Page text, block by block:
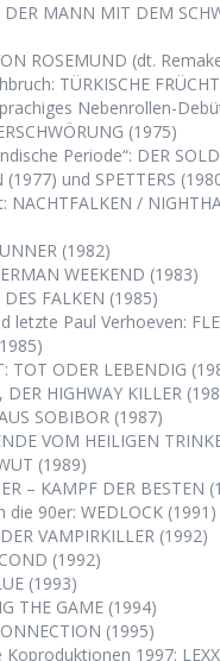
DER MANN MIT DEM
ROSEMUND (dt.
TÜRKISCHE
Nebenrollen-
(1975)
Periode“: DER
(1977) und SPETTERS
NACHTFALKEN /
(1982)
WEEKEND (1983)
DES FALKEN (1985)
letzte Paul Verhoeven:
TOT ODER LEBENDIG
DER HIGHWAY KILLER
SOBIBOR (1987)
VOM HEILIGEN
(1989)
– KAMPF DER BESTEN
die 90er: WEDLOCK (1991)
VAMPIRKILLER (1992)
(1992)
(1993)
THE GAME (1994)
(1995)
Koproduktionen 1997: